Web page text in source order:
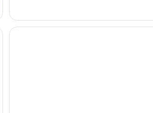
の
写
の
細